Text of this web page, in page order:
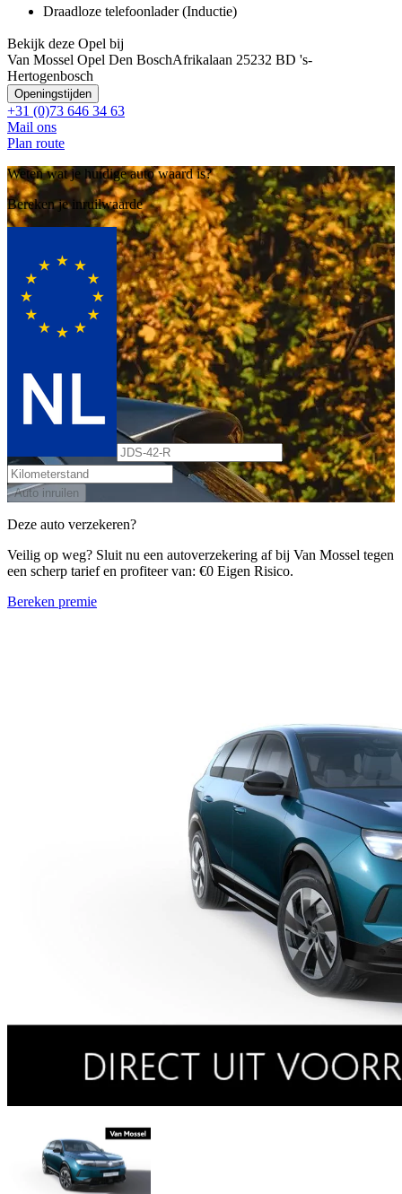
Draadloze telefoonlader (Inductie)
Bekijk deze Opel bij
Van Mossel Opel Den BoschAfrikalaan 25232 BD 's-
Hertogenbosch
Openingstijden
+31 (0)73 646 34 63
Mail ons
Plan route
Weten wat je huidige auto waard is?
Bereken je inruilwaarde
Auto inruilen
Deze auto verzekeren?
Veilig op weg? Sluit nu een autoverzekering af bij Van Mossel tegen
een scherp tarief en profiteer van: €0 Eigen Risico.
Bereken premie